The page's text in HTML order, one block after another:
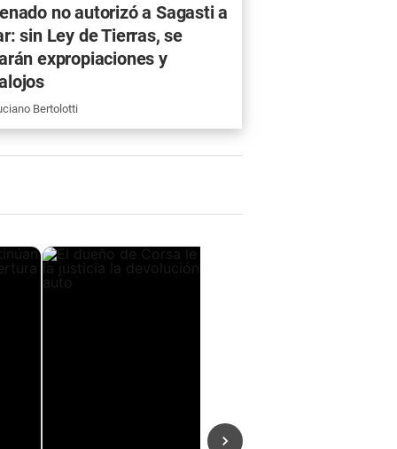
no autorizó a Sagasti a
sin Ley de Tierras, se
expropiaciones y
Bertolotti